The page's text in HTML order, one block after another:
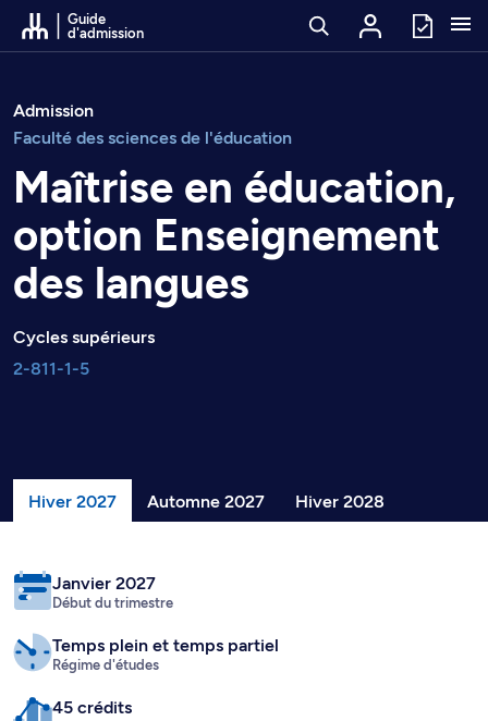
Passer au contenu
Guide
d'admission
Admission
Faculté des sciences de l'éducation
Maîtrise en éducation,
option Enseignement
des langues
Cycles supérieurs
2-811-1-5
Hiver 2027 Automne 2027 Hiver 2028
Janvier 2027
Début du trimestre
Temps plein et temps partiel
Régime d'études
45 crédits